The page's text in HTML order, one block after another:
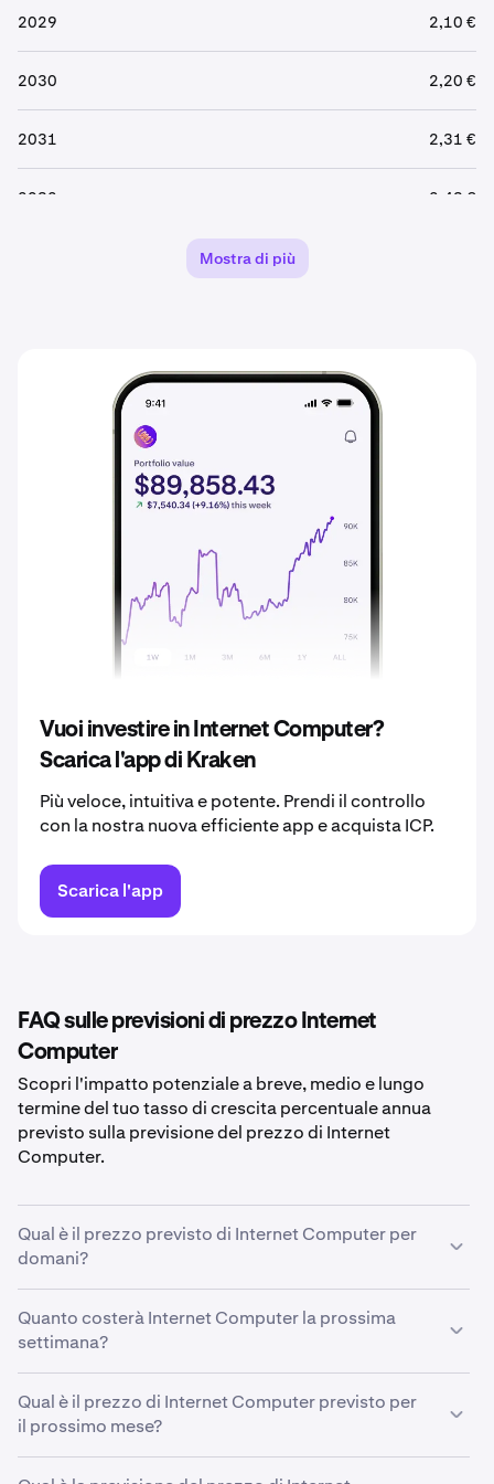
2029 2,10 €
2030 2,20 €
2031 2,31 €
2032 2,43 €
Mostra di più
Vuoi investire in Internet Computer?
Scarica l'app di Kraken
Più veloce, intuitiva e potente. Prendi il controllo
con la nostra nuova efficiente app e acquista ICP.
Scarica l'app
FAQ sulle previsioni di prezzo Internet
Computer
Scopri l'impatto potenziale a breve, medio e lungo
termine del tuo tasso di crescita percentuale annua
previsto sulla previsione del prezzo di Internet
Computer.
Qual è il prezzo previsto di Internet Computer per
domani?
Con un tasso di crescita previsto del5%, la previsione
del prezzo di
Quanto costerà Internet Computer la prossima
settimana?
Utilizzando il tuo tasso di crescita previsto pari a5%
stima che il prezzo di
Qual è il prezzo di Internet Computer previsto per
il prossimo mese?